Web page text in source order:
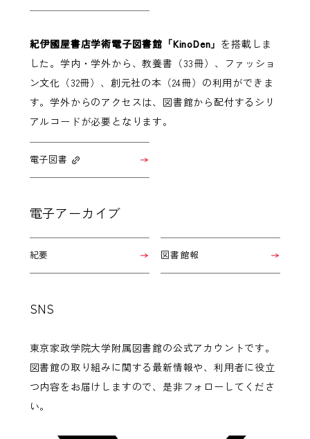
紀伊國屋書店学術電子図書館「KinoDen」 を搭載しま
した。学内・学外から、教養書（33冊）、ファッショ
ン文化（32冊）、創元社の本（24冊）の利用ができま
す。学外からのアクセスは、図書館から配付するシリ
アルコードが必要となります。
電子図書
電子アーカイブ
紀要 図書館報
SNS
東京家政学院大学附属図書館の公式アカウントです。
図書館の取り組みに関する最新情報や、利用者に役立
つ内容をお届けしますので、是非フォローしてくださ
い。